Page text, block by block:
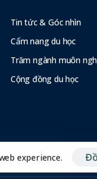
Tin tức & Góc nhìn
Cẩm nang du học
Trăm ngành muôn
Cộng đồng du học
experience.